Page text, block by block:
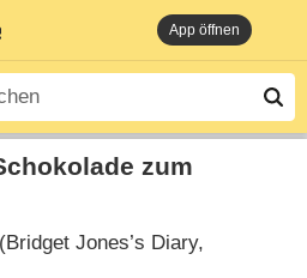
App öffnen
zum
Jones’s Diary‎,